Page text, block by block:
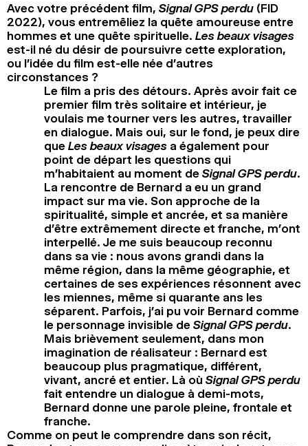
Avec votre précédent film, Signal GPS perdu (FID
2022), vous entremêliez la quête amoureuse entre
hommes et une quête spirituelle. Les beaux visages
est-il né du désir de poursuivre cette exploration,
ou l’idée du film est-elle née d’autres
circonstances ?
Le film a pris des détours. Après avoir fait ce
premier film très solitaire et intérieur, je
voulais me tourner vers les autres, travailler
en dialogue. Mais oui, sur le fond, je peux dire
que Les beaux visages a également pour
point de départ les questions qui
m’habitaient au moment de Signal GPS perdu.
La rencontre de Bernard a eu un grand
impact sur ma vie. Son approche de la
spiritualité, simple et ancrée, et sa manière
d’être extrêmement directe et franche, m’ont
interpellé. Je me suis beaucoup reconnu
dans sa vie : nous avons grandi dans la
même région, dans la même géographie, et
certaines de ses expériences résonnent avec
les miennes, même si quarante ans les
séparent. Parfois, j’ai pu voir Bernard comme
le personnage invisible de Signal GPS perdu.
Mais brièvement seulement, dans mon
imagination de réalisateur : Bernard est
beaucoup plus pragmatique, différent,
vivant, ancré et entier. Là où Signal GPS perdu
fait entendre un dialogue à demi-mots,
Bernard donne une parole pleine, frontale et
franche.
Comme on peut le comprendre dans son récit,